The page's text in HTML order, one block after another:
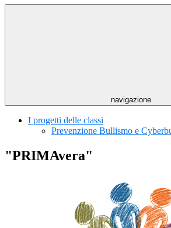
navigazione
I progetti delle classi
Prevenzione Bullismo e
"PRIMAvera"